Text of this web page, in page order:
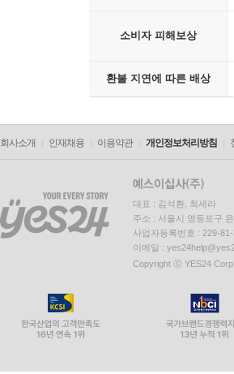
소비자 피해보상
환불 지연에 따른 배상
회사소개 인재채용 이용약관 개인정보처리방침
대표 : 김석환, 최세라
주소 : 서울시 영등포구
사업자등록번호 : 229-
이메일 :
Copyright ⓒ YES24